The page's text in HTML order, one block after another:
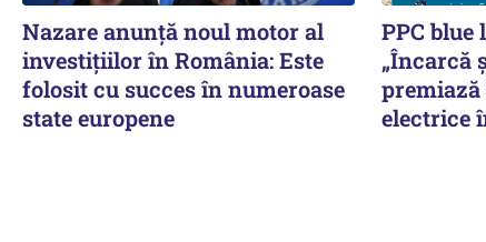
Nazare anunță noul motor al
investițiilor în România: Este
folosit cu succes în numeroase
state europene
PPC blue
„Încarcă
electrice